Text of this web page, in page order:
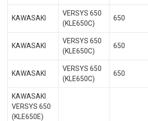
KAWASAKI
VERSYS 650
(KLE650C)
650
KAWASAKI
VERSYS 650
(KLE650C)
650
KAWASAKI
VERSYS 650
(KLE650C)
650
KAWASAKI
VERSYS 650
(KLE650E)